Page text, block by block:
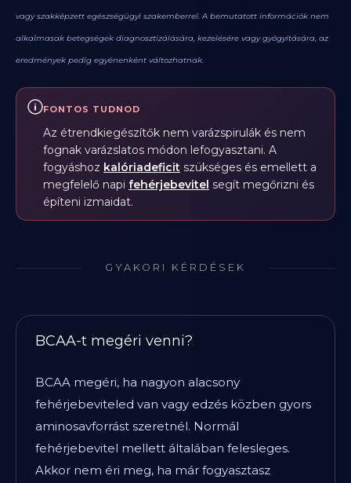
vagy szakképzett egészségügyi szakemberrel. A bemutatott információk nem
alkalmasak betegségek diagnosztizálására, kezelésére vagy gyógyítására, az
eredmények pedig egyénenként változhatnak.
FONTOS TUDNOD
Az étrendkiegészítők nem varázspirulák és nem
fognak varázslatos módon lefogyasztani. A
fogyáshoz kalóriadeficit szükséges és emellett a
megfelelő napi fehérjebevitel segít megőrizni és
építeni izmaidat.
GYAKORI KÉRDÉSEK
BCAA-t megéri venni?
BCAA megéri, ha nagyon alacsony
fehérjebeviteled van vagy edzés közben gyors
aminosavforrást szeretnél. Normál
fehérjebevitel mellett általában felesleges.
Akkor nem éri meg, ha már fogyasztasz